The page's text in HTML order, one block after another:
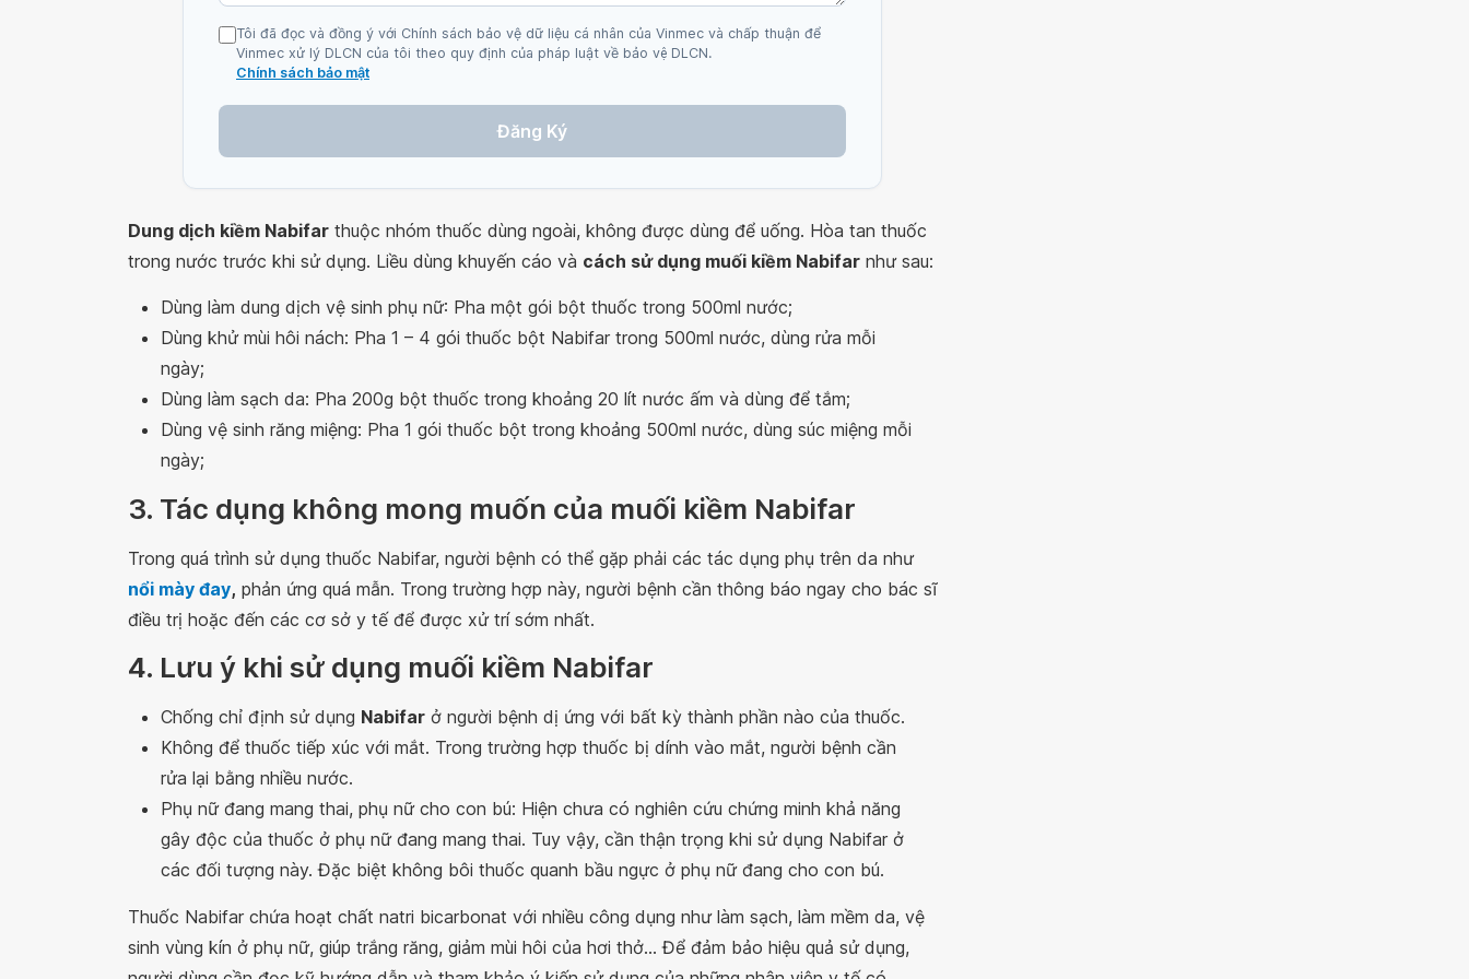
Tôi đã đọc và đồng ý với Chính sách bảo vệ dữ liệu cá nhân của Vinmec và chấp thuận để
Vinmec xử lý DLCN của tôi theo quy định của pháp luật về bảo vệ DLCN.
Chính sách bảo mật
Đăng Ký
Dung dịch kiềm Nabifar thuộc nhóm thuốc dùng ngoài, không được dùng để uống. Hòa tan thuốc
trong nước trước khi sử dụng. Liều dùng khuyến cáo và cách sử dụng muối kiềm Nabifar như sau:
Dùng làm dung dịch vệ sinh phụ nữ: Pha một gói bột thuốc trong 500ml nước;
Dùng khử mùi hôi nách: Pha 1 – 4 gói thuốc bột Nabifar trong 500ml nước, dùng rửa mỗi
ngày;
Dùng làm sạch da: Pha 200g bột thuốc trong khoảng 20 lít nước ấm và dùng để tắm;
Dùng vệ sinh răng miệng: Pha 1 gói thuốc bột trong khoảng 500ml nước, dùng súc miệng mỗi
ngày;
3. Tác dụng không mong muốn của muối kiềm Nabifar
Trong quá trình sử dụng thuốc Nabifar, người bệnh có thể gặp phải các tác dụng phụ trên da như
nổi mày đay, phản ứng quá mẫn. Trong trường hợp này, người bệnh cần thông báo ngay cho bác sĩ
điều trị hoặc đến các cơ sở y tế để được xử trí sớm nhất.
4. Lưu ý khi sử dụng muối kiềm Nabifar
Chống chỉ định sử dụng Nabifar ở người bệnh dị ứng với bất kỳ thành phần nào của thuốc.
Không để thuốc tiếp xúc với mắt. Trong trường hợp thuốc bị dính vào mắt, người bệnh cần
rửa lại bằng nhiều nước.
Phụ nữ đang mang thai, phụ nữ cho con bú: Hiện chưa có nghiên cứu chứng minh khả năng
gây độc của thuốc ở phụ nữ đang mang thai. Tuy vậy, cần thận trọng khi sử dụng Nabifar ở
các đối tượng này. Đặc biệt không bôi thuốc quanh bầu ngực ở phụ nữ đang cho con bú.
Thuốc Nabifar chứa hoạt chất natri bicarbonat với nhiều công dụng như làm sạch, làm mềm da, vệ
sinh vùng kín ở phụ nữ, giúp trắng răng, giảm mùi hôi của hơi thở... Để đảm bảo hiệu quả sử dụng,